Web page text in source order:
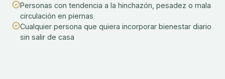
Personas con tendencia a la hinchazón, pesadez o mala
circulación en piernas
Cualquier persona que quiera incorporar bienestar diario
sin salir de casa